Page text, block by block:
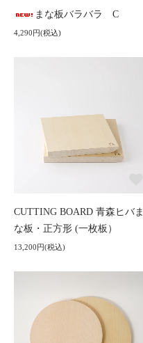
まな板バラバラ C
4,290円(税込)
CUTTING BOARD 青森ヒバま
な板・正方形 (一枚板）
13,200円(税込)